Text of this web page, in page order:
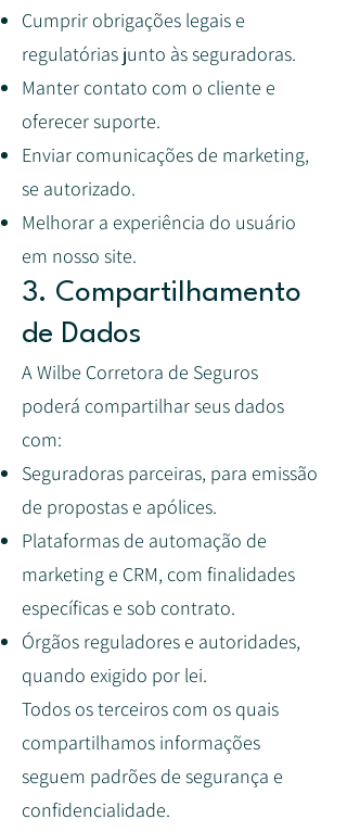
Cumprir obrigações legais e
regulatórias junto às seguradoras.
Manter contato com o cliente e
oferecer suporte.
Enviar comunicações de marketing,
se autorizado.
Melhorar a experiência do usuário
em nosso site.
3. Compartilhamento
de Dados
A Wilbe Corretora de Seguros
poderá compartilhar seus dados
com:
Seguradoras parceiras, para emissão
de propostas e apólices.
Plataformas de automação de
marketing e CRM, com finalidades
específicas e sob contrato.
Órgãos reguladores e autoridades,
quando exigido por lei.
Todos os terceiros com os quais
compartilhamos informações
seguem padrões de segurança e
confidencialidade.